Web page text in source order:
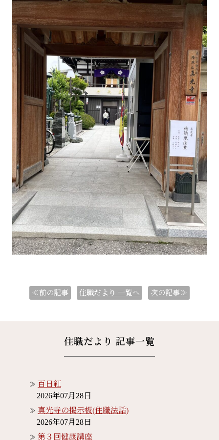
≪前の記事 住職だより 一覧へ 次の記事≫
住職だより 記事一覧
百日紅
2026年07月28日
真光寺の掲示板(住職法話)
2026年07月28日
第３回健康講座